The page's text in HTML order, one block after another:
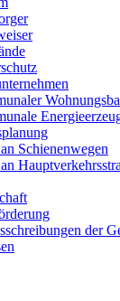
Schienenwegen
der